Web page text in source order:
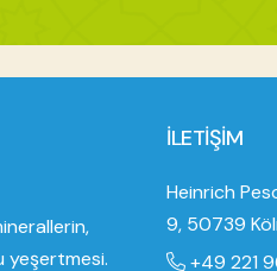
yeşertmesi.
İLETİŞİM
Heinrich
9, 50739
+49 221